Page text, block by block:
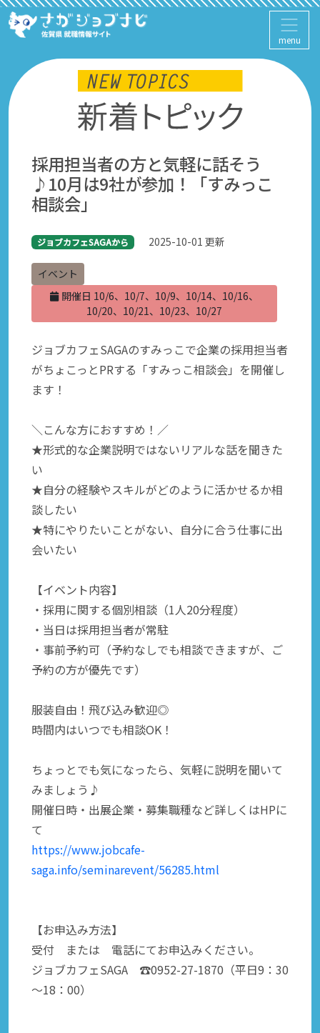
menu
採用担当者の方と気軽に話そう
♪10月は9社が参加！「すみっこ
相談会」
ジョブカフェSAGAから 2025-10-01 更新
イベント
開催日 10/6、10/7、10/9、10/14、10/16、
10/20、10/21、10/23、10/27
ジョブカフェSAGAのすみっこで企業の採用担当者
がちょこっとPRする「すみっこ相談会」を開催し
ます！
＼こんな方におすすめ！／
★形式的な企業説明ではないリアルな話を聞きた
い
★自分の経験やスキルがどのように活かせるか相
談したい
★特にやりたいことがない、自分に合う仕事に出
会いたい
【イベント内容】
・採用に関する個別相談（1人20分程度）
・当日は採用担当者が常駐
・事前予約可（予約なしでも相談できますが、ご
予約の方が優先です）
服装自由！飛び込み歓迎◎
時間内はいつでも相談OK！
ちょっとでも気になったら、気軽に説明を聞いて
みましょう♪
開催日時・出展企業・募集職種など詳しくはHPに
て
https://www.jobcafe-
saga.info/seminarevent/56285.html
【お申込み方法】
受付 または 電話にてお申込みください。
ジョブカフェSAGA ☎0952-27-1870（平日9：30
～18：00）